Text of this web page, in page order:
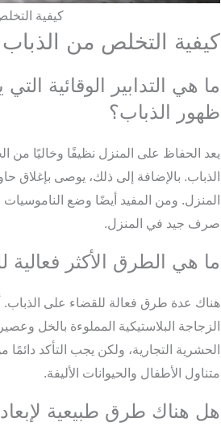
كيفية
كيفية التخلص من
ما هي التدابير الوقائية
ظهور الذباب؟
يعد الحفاظ على المنزل نظيفًا وخاليًا من
الذباب. بالإضافة إلى ذلك، يوصى بإغلاق
المنزل. ومن المفيد أيضًا وضع الناموسيات
صرف جيد في المنزل.
ما هي الطرق الأكثر
هناك عدة طرق فعالة للقضاء على الذباب.
الزجاجة البلاستيكية المملوءة بالخل
الحشرية التجارية، ولكن يجب التأكد دائمًا
متناول الأطفال والحيوانات الأليفة.
هل هناك طرق طبيعية